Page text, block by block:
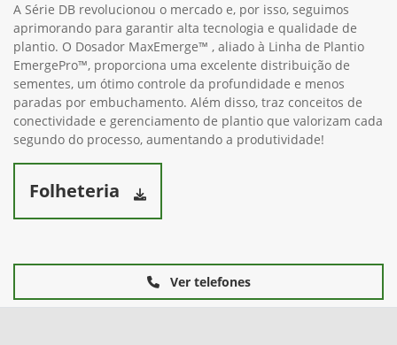
A Série DB revolucionou o mercado e, por isso, seguimos
aprimorando para garantir alta tecnologia e qualidade de
plantio. O Dosador MaxEmerge™ , aliado à Linha de Plantio
EmergePro™, proporciona uma excelente distribuição de
sementes, um ótimo controle da profundidade e menos
paradas por embuchamento. Além disso, traz conceitos de
conectividade e gerenciamento de plantio que valorizam cada
segundo do processo, aumentando a produtividade!
Folheteria
Ver telefones